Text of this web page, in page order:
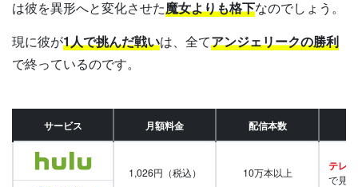
は彼を異形へと変化させた魔女よりも格下なのでしょう。
現に彼が1人で挑んだ戦いは、全てアンジェリークの勝利
で終っているのです。
サービス 月額料金 配信本数
1,026円（税込） 10万本以上 テレビ
で見